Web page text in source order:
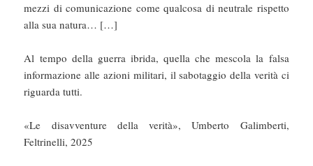
mezzi di comunicazione come qualcosa di neutrale rispetto
alla sua natura… […]
Al tempo della guerra ibrida, quella che mescola la falsa
informazione alle azioni militari, il sabotaggio della verità ci
riguarda tutti.
«Le disavventure della verità», Umberto Galimberti,
Feltrinelli, 2025